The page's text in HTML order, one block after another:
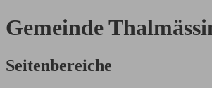
Gemeinde
Seitenbereiche